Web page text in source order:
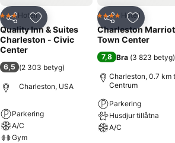
Dela Lägg till i Mina Favoriter
3 Stjärnor
Hotell
Quality Inn & Suites
Charleston - Civic
Center
6,5 (2 303 betyg)
Charleston, USA
Parkering
A/C
Gym
Dela Lägg till
4 StjärnorHotell
Charleston
Town Center
7,8 Bra (3 823 betyg)
Charleston, 0.7 km
Centrum
Parkering
Husdjur tillåtna
A/C